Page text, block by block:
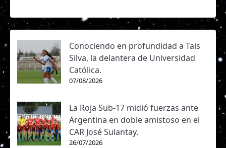
Conociendo en profundidad a Tais
Silva, la delantera de Universidad
Católica.
07/08/2026
La Roja Sub-17 midió fuerzas ante
Argentina en doble amistoso en el
CAR José Sulantay.
26/07/2026